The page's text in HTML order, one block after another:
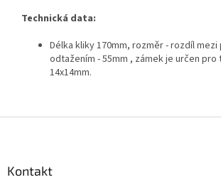
Technická data:
Délka kliky 170mm, rozměr - rozdíl mezi
odtažením - 55mm , zámek je určen pro
14x14mm.
Kontakt